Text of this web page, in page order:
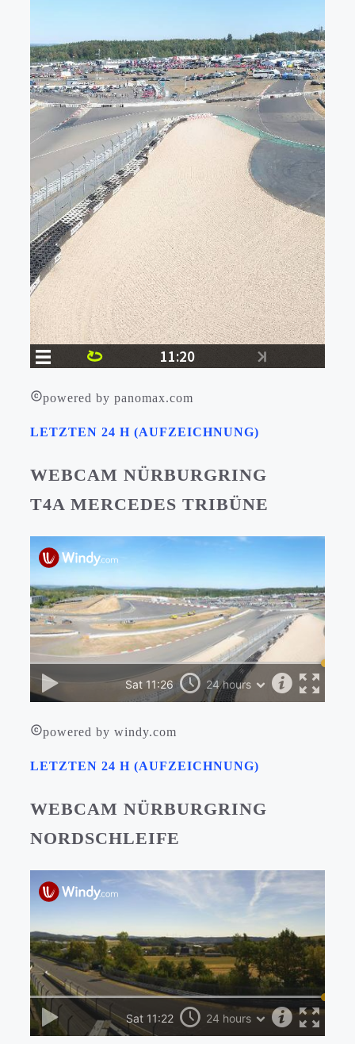
powered by panomax.com
LETZTEN 24 H (AUFZEICHNUNG)
WEBCAM NÜRBURGRING
T4A MERCEDES TRIBÜNE
powered by windy.com
LETZTEN 24 H (AUFZEICHNUNG)
WEBCAM NÜRBURGRING
NORDSCHLEIFE